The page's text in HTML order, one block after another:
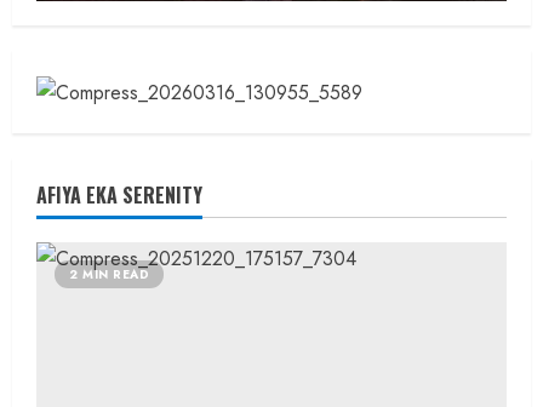
AFIYA EKA SERENITY
2 MIN READ